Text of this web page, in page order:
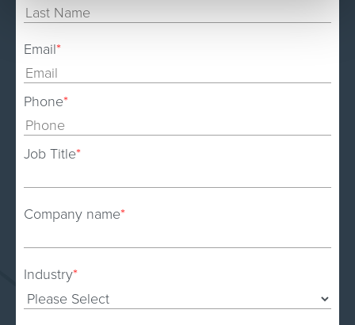
Email*
Phone*
Job Title*
Company name*
Industry*